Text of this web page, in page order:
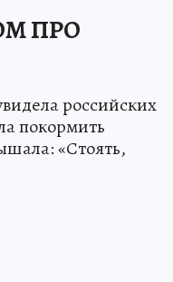
ПРО
российских
покормить
«Стоять,